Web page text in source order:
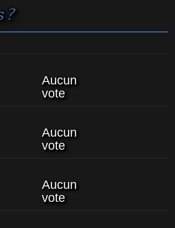
?
Aucun
vote
Aucun
vote
Aucun
vote